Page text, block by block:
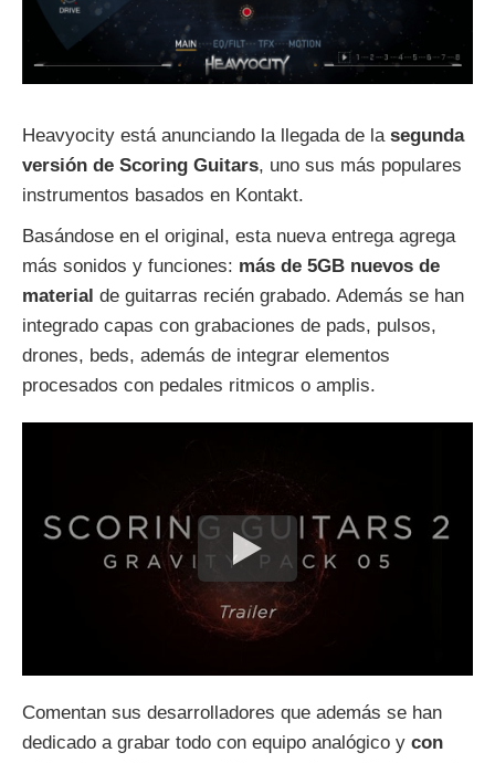
Heavyocity está anunciando la llegada de la segunda
versión de Scoring Guitars, uno sus más populares
instrumentos basados en Kontakt.
Basándose en el original, esta nueva entrega agrega
más sonidos y funciones: más de 5GB nuevos de
material de guitarras recién grabado. Además se han
integrado capas con grabaciones de pads, pulsos,
drones, beds, además de integrar elementos
procesados con pedales ritmicos o amplis.
Comentan sus desarrolladores que además se han
dedicado a grabar todo con equipo analógico y con